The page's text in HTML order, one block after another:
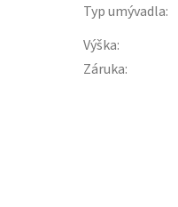
Typ umývadla:
Výška:
Záruka: